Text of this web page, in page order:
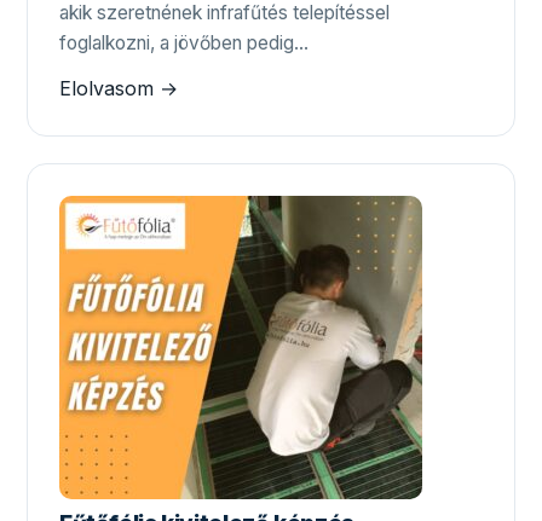
akik szeretnének infrafűtés telepítéssel
foglalkozni, a jövőben pedig…
Elolvasom →